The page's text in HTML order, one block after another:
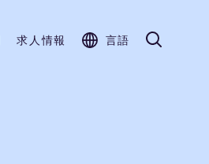
求人情報 言語